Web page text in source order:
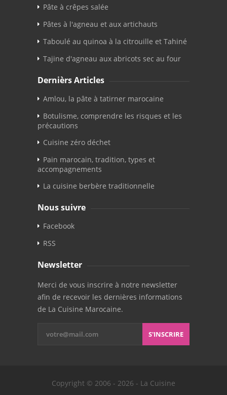
Pâte à crêpes salée
Pâtes à l'agneau et aux artichauts
Taboulé au quinoa à la citrouille et Tahiné
Tajine d'agneau aux abricots sec au four
Dernièrs Articles
Amlou, la pâte à tatirner marocaine
Botulisme, comprendre les risques et les
précautions
Cuisine zéro déchet
Pain marocain, tradition, types et
accompagnements
La cuisine berbère traditionnelle
Nous suivre
Facebook
RSS
Newsletter
Merci de vous inscrire à notre newsletter
afin de recevoir les dernières informations
de La Cuisine Marocaine.
S'INSCRIRE
Copyright © 2006 - 2026 - La Cuisine